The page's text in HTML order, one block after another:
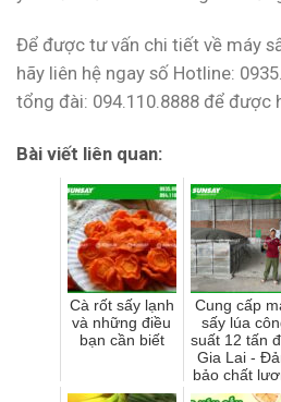
Để được tư vấn chi tiết về máy
hãy liên hệ ngay số Hotline:
tổng đài: 094.110.8888 để được
Bài viết liên quan:
Cà rốt sấy lạnh
và những điều
bạn cần biết
Cung cấp
sấy lúa
suất 12 tấn
Gia Lai -
bảo chất
và sản